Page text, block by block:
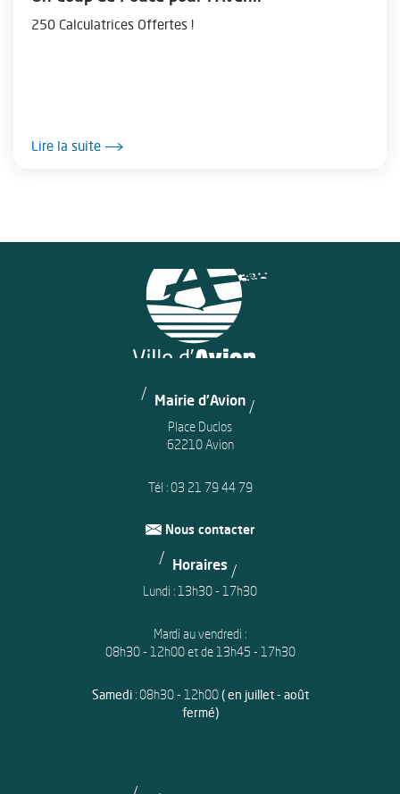
250 Calculatrices Offertes !
Lire la suite
Mairie d'Avion
Place Duclos
62210 Avion
Tél :03 21 79 44 79
Nous contacter
Horaires
Lundi : 13h30 - 17h30
Mardi au vendredi :
08h30 - 12h00 et de 13h45 - 17h30
Samedi: 08h30 - 12h00( en juillet - août
fermé)